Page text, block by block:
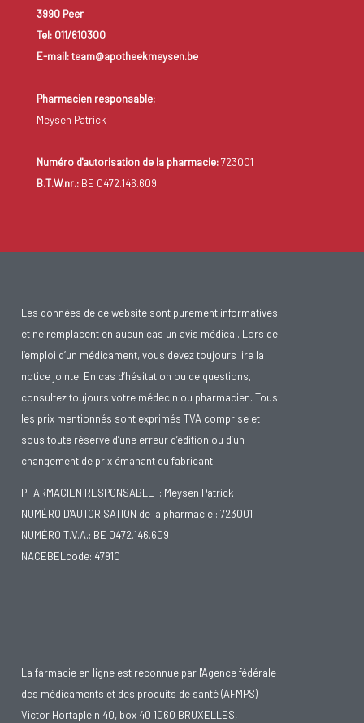
3990 Peer
Tel: 011/610300
E-mail: team@apotheekmeysen.be
Pharmacien responsable:
Meysen Patrick
Numéro d'autorisation de la pharmacie:723001
B.T.W.nr.:BE 0472.146.609
Les données de ce website sont purement informatives
et ne remplacent en aucun cas un avis médical. Lors de
l’emploi d’un médicament, vous devez toujours lire la
notice jointe. En cas d’hésitation ou de questions,
consultez toujours votre médecin ou pharmacien. Tous
les prix mentionnés sont exprimés TVA comprise et
sous toute réserve d’une erreur d’édition ou d’un
changement de prix émanant du fabricant.
PHARMACIEN RESPONSABLE :: Meysen Patrick
NUMÉRO D'AUTORISATION de la pharmacie : 723001
NUMÉRO T.V.A.: BE 0472.146.609
NACEBELcode: 47910
La farmacie en ligne est reconnue par l'Agence fédérale
des médicaments et des produits de santé (AFMPS)
Victor Hortaplein 40, box 40 1060 BRUXELLES,